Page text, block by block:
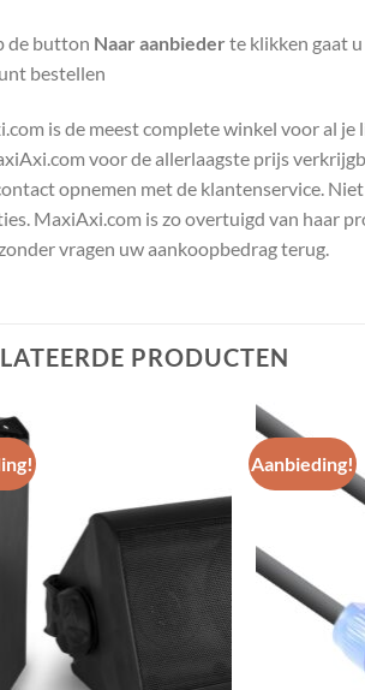
de button Naar aanbieder te klikken gaat
bestellen
is de meest complete winkel voor al
voor de allerlaagste prijs
opnemen met de klantenservice.
MaxiAxi.com is zo overtuigd van haar
vragen uw aankoopbedrag terug.
PRODUCTEN
Toevoegen
aan
wenslijst
Aanbieding!